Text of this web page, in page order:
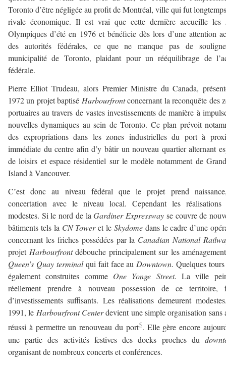
Toronto d’être négligée au profit de Montréal, ville qui fut
rivale économique. Il est vrai que cette dernière accueille les
Olympiques d’été en 1976 et bénéficie dès lors d’une attention
des autorités fédérales, ce que ne manque pas de
municipalité de Toronto, plaidant pour un rééquilibrage de
fédérale.
Pierre Elliot Trudeau, alors Premier Ministre du Canada,
1972 un projet baptisé Harbourfrontconcernant la reconquête des
portuaires au travers de vastes investissements de manière à
nouvelles dynamiques au sein de Toronto. Ce plan prévoit
des expropriations dans les zones industrielles du port à
immédiate du centre afin d’y bâtir un nouveau quartier alternant
de loisirs et espace résidentiel sur le modèle notamment de
Island à Vancouver.
C’est donc au niveau fédéral que le projet prend
concertation avec le niveau local. Cependant les réalisations
modestes. Si le nord de laGardiner Expressway se couvre de
bâtiments tels la CN Toweret le Skydomedans le cadre d’une
concernant les friches possédées par la Canadian National
projet Harbourfrontdébouche principalement sur les
Queen’s Quay terminalqui fait face auDowntown. Quelques
également construites comme One Yonge Street. La ville
réellement prendre à nouveau possession de ce territoire,
d’investissements suffisants. Les réalisations demeurent
1991, le Harbourfront Centerdevient une simple organisation sans
réussi à permettre un renouveau du port5. Elle gère encore
une partie des activités festives des docks proches du
organisant de nombreux concerts et conférences.